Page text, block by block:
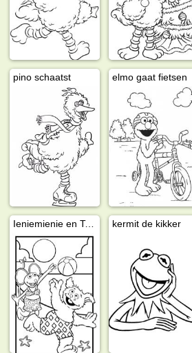
pino schaatst elmo gaat fietsen
Ieniemienie en Tommie kermit de kikker